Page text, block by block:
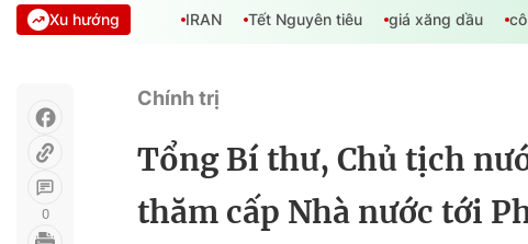
Thời sự
Thể thao
Quốc tế
Văn hóa - Giải
An Sinh
Xu hướng IRAN Tết Nguyên tiêu giá xăng dầu
0
Chính trị
Tổng Bí thư, Chủ tịch
thăm cấp Nhà nước tới